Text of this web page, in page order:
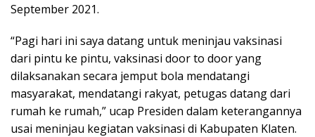
k
September 2021.
“Pagi hari ini saya datang untuk meninjau vaksinasi
dari pintu ke pintu, vaksinasi door to door yang
dilaksanakan secara jemput bola mendatangi
masyarakat, mendatangi rakyat, petugas datang dari
rumah ke rumah,” ucap Presiden dalam keterangannya
usai meninjau kegiatan vaksinasi di Kabupaten Klaten.